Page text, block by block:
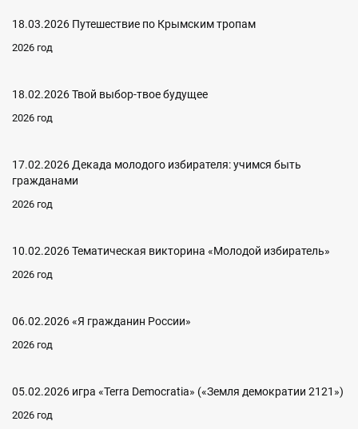
18.03.2026 Путешествие по Крымским тропам
2026 год
18.02.2026 Твой выбор-твое будущее
2026 год
17.02.2026 Декада молодого избирателя: учимся быть
гражданами
2026 год
10.02.2026 Тематическая викторина «Молодой избиратель»
2026 год
06.02.2026 «Я гражданин России»
2026 год
05.02.2026 игра «Terra Democratia» («Земля демократии 2121»)
2026 год